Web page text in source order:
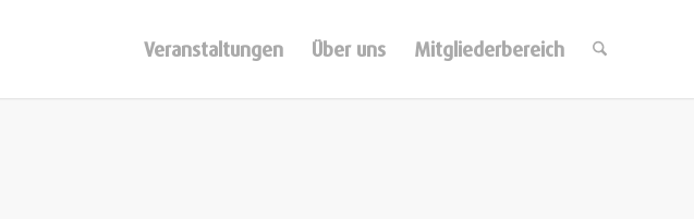
Veranstaltungen Über uns Mitgliederbereich